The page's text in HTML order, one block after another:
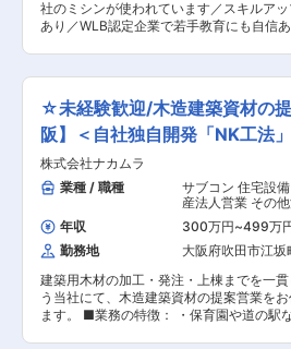
変更の範囲：会社の定める業務
社のミシンが使われています／スキルア
あり／WLB認定企業で若手教育にも自信あ
が主な仕事です。 ■研修体制： ・OJTでマンツ
ーマンで丁寧に指導いたします。 ・厚労
の教育制度で優れた成績を残している企
するユースエール賞を受賞しており、若手
活躍実績も多数ございます。 ＜未経験の方でも歓
迎です！＞ 未経験の場合はイチからOJTで
指導します！ 当社の製品の顧客がほとん
けとなっているため、グローバルな雰囲
ができます。（業務に外国語は全く必要あ
ん） ■篠山工場について： ・篠山工場は40名が
在籍しています。 ・工場内は空調完備して
真夏や真冬でも安全に業務ができます。 ・
は毎日弁当の支給あり、半分程度会社の
ります。 ■働き方： ・残業は月10h程が平均で
す。 ・増産期の際に交代勤務が発生いた
現在は下記就業時間１の日勤業務がメイ
☆未経験歓迎/木造建築資材の
阪】＜自社独自開発「NK工法
＞
株式会社ナカムラ
業種 / 職種
サブコン 住宅設
産法人営業 その
ートセールス中心
年収 300万円~499万
勤務地
大阪府吹田市江坂
建築用木材の加工・発注・上棟までを一
う当社にて、木造建築資材の提案営業をお
ます。 ■業務の特徴： ・保育園や道の駅などで